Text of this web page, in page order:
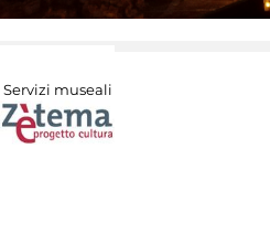
Servizi museali